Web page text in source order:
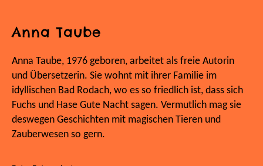
Anna Taube
Anna Taube, 1976 geboren, arbeitet als freie Autorin
und Übersetzerin. Sie wohnt mit ihrer Familie im
idyllischen Bad Rodach, wo es so friedlich ist, dass sich
Fuchs und Hase Gute Nacht sagen. Vermutlich mag sie
deswegen Geschichten mit magischen Tieren und
Zauberwesen so gern.